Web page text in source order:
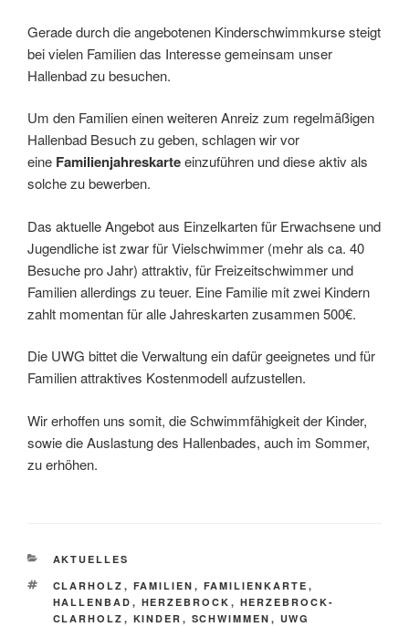
Gerade durch die angebotenen Kinderschwimmkurse steigt
bei vielen Familien das Interesse gemeinsam unser
Hallenbad zu besuchen.
Um den Familien einen weiteren Anreiz zum regelmäßigen
Hallenbad Besuch zu geben, schlagen wir vor
eine Familienjahreskarteeinzuführen und diese aktiv als
solche zu bewerben.
Das aktuelle Angebot aus Einzelkarten für Erwachsene und
Jugendliche ist zwar für Vielschwimmer (mehr als ca. 40
Besuche pro Jahr) attraktiv, für Freizeitschwimmer und
Familien allerdings zu teuer. Eine Familie mit zwei Kindern
zahlt momentan für alle Jahreskarten zusammen 500€.
Die UWG bittet die Verwaltung ein dafür geeignetes und für
Familien attraktives Kostenmodell aufzustellen.
Wir erhoffen uns somit, die Schwimmfähigkeit der Kinder,
sowie die Auslastung des Hallenbades, auch im Sommer,
zu erhöhen.
KATEGORIEN
AKTUELLES
SCHLAGWÖRTER
CLARHOLZ , FAMILIEN , FAMILIENKARTE ,
HALLENBAD , HERZEBROCK , HERZEBROCK-
CLARHOLZ , KINDER , SCHWIMMEN , UWG